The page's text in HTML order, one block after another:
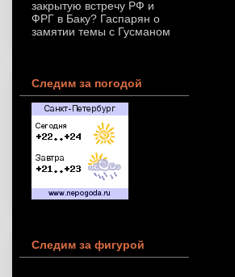
закрытую встречу РФ и
ФРГ в Баку? Гаспарян о
замятии темы с Гусманом
Следим за погодой
Следим за фигурой